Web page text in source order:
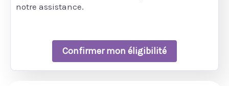
notre assistance.
Confirmer mon éligibilité